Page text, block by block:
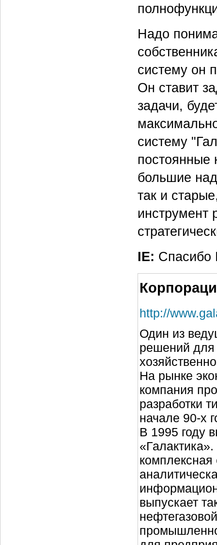
Надо
систему он
Он ставит
задачи,
систему
постоянные
большие
так и
инструмент
IE: Спасибо
http://
Один из
решений для
На рынке
компания
разработки
начале 90-х
В 1995 году
комплексная
выпускает